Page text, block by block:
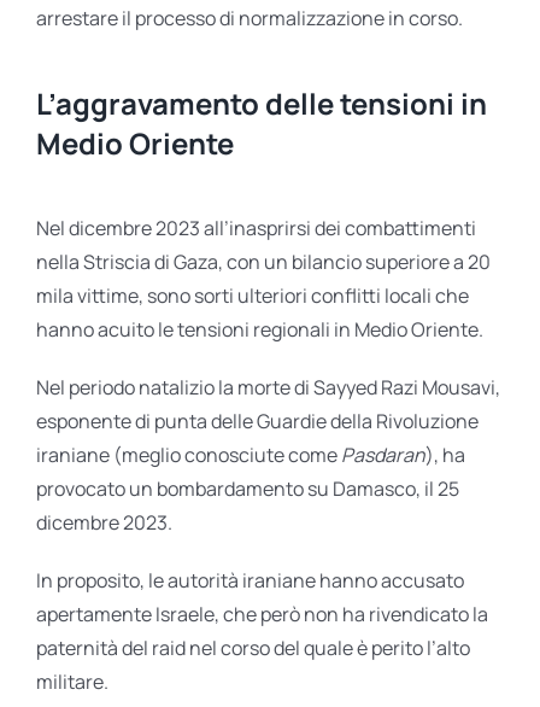
arrestare il processo di normalizzazione in corso.
L’aggravamento delle tensioni in
Medio Oriente
Nel dicembre 2023 all’inasprirsi dei combattimenti
nella Striscia di Gaza, con un bilancio superiore a 20
mila vittime, sono sorti ulteriori conflitti locali che
hanno acuito le tensioni regionali in Medio Oriente.
Nel periodo natalizio la morte di Sayyed Razi Mousavi,
esponente di punta delle Guardie della Rivoluzione
iraniane (meglio conosciute comePasdaran), ha
provocato un bombardamento su Damasco, il 25
dicembre 2023.
In proposito, le autorità iraniane hanno accusato
apertamente Israele, che però non ha rivendicato la
paternità del raid nel corso del quale è perito l’alto
militare.